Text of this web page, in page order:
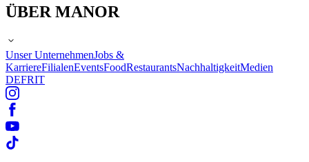
ÜBER MANOR
Unser UnternehmenJobs &
KarriereFilialenEventsFoodRestaurantsNachhaltigkeitMedien
DEFRIT